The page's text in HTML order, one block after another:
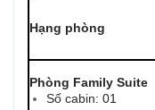
Hạng phòng
Phòng Family Suite
Số cabin: 01